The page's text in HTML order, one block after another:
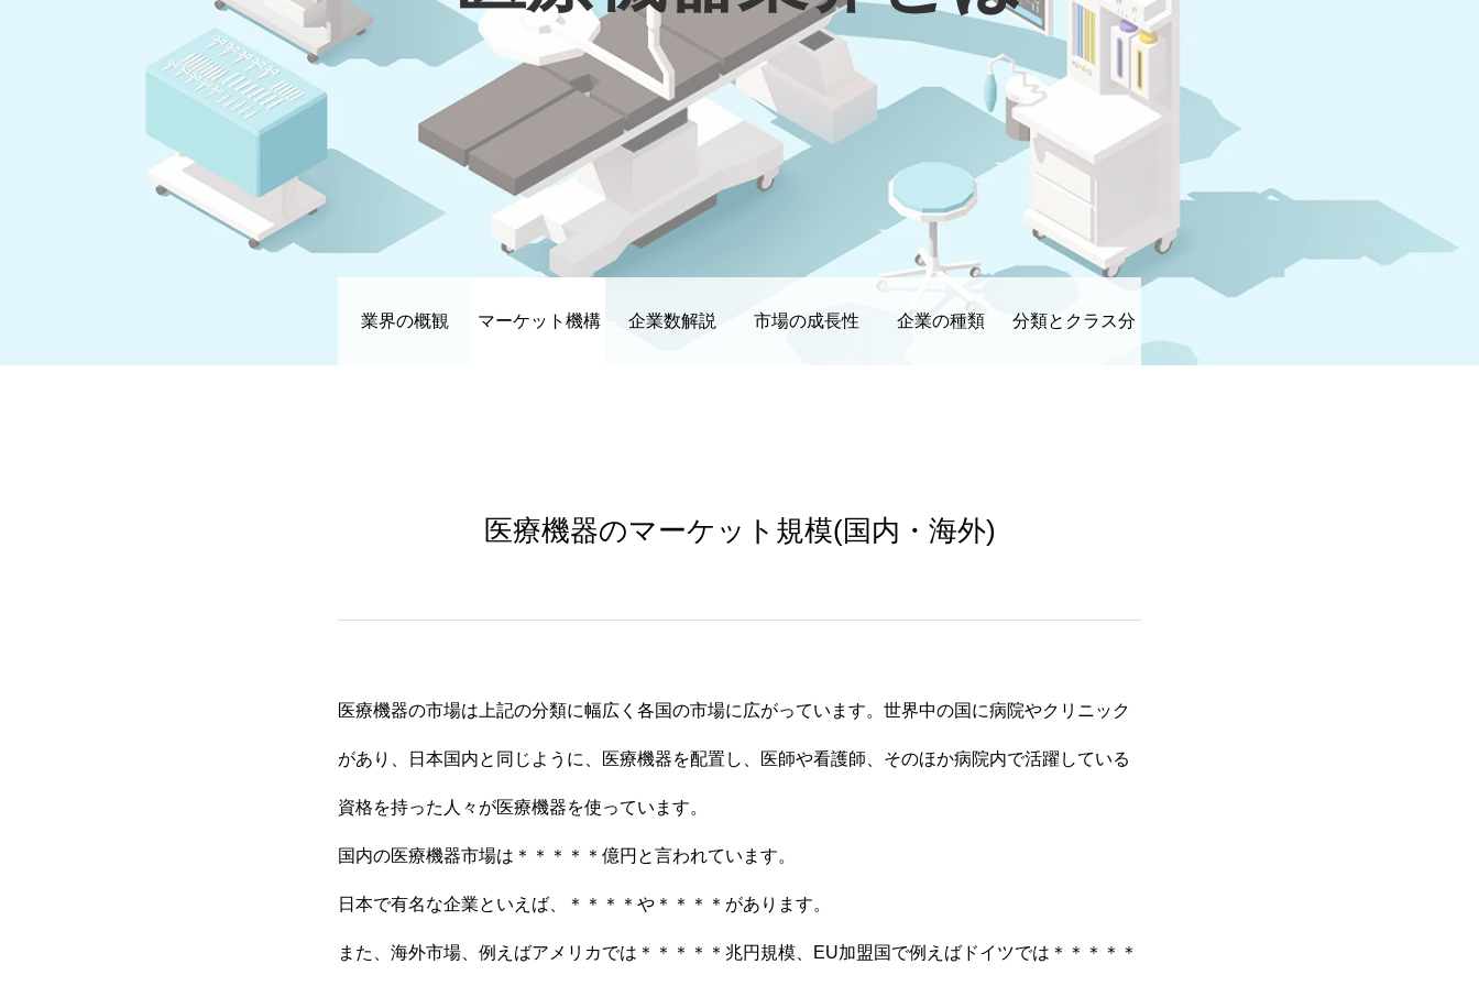
COMPANY INFO 会社概要
業界の概観 マーケット機構 企業数解説 市場の成長性 企業の種類 分類とクラス分
医療機器のマーケット規模(国内・海外)
医療機器の市場は上記の分類に幅広く各国の市場に広がっています。世界中の国に病院やクリニック
があり、日本国内と同じように、医療機器を配置し、医師や看護師、そのほか病院内で活躍している
資格を持った人々が医療機器を使っています。
国内の医療機器市場は＊＊＊＊＊億円と言われています。
日本で有名な企業といえば、＊＊＊＊や＊＊＊＊があります。
また、海外市場、例えばアメリカでは＊＊＊＊＊兆円規模、EU加盟国で例えばドイツでは＊＊＊＊＊